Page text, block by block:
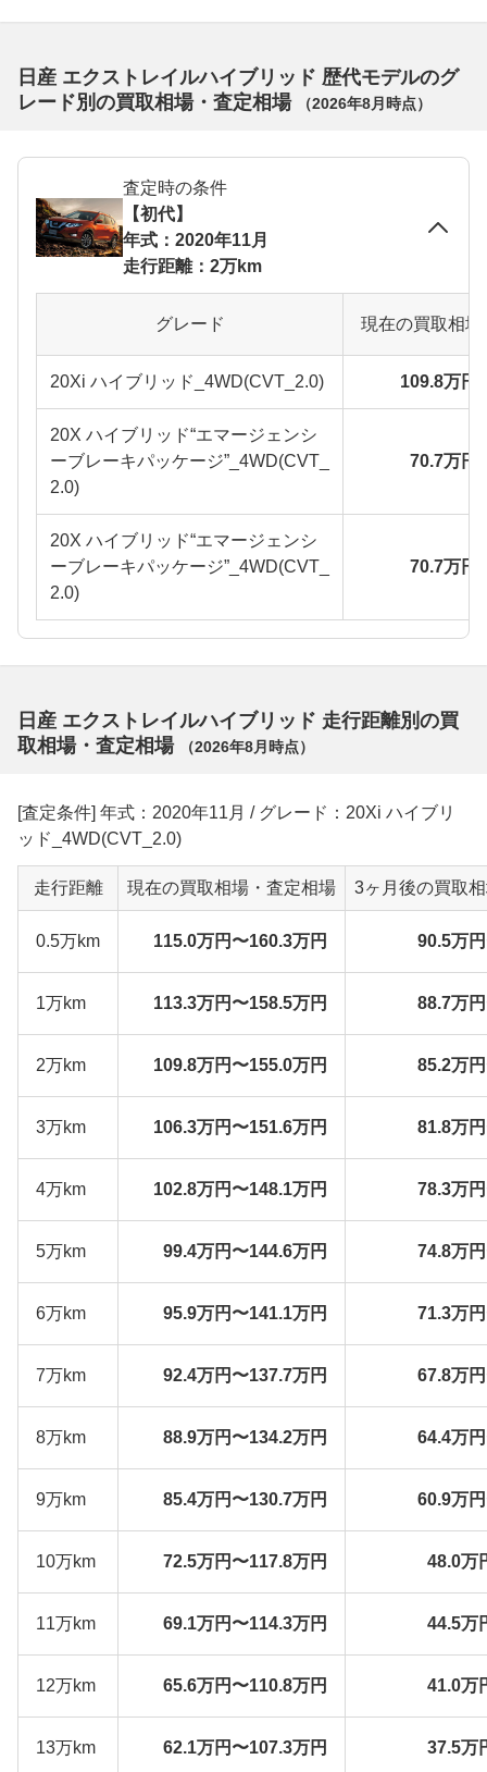
日産 エクストレイルハイブリッド 歴代モデルのグ
レード別の買取相場・査定相場
（2026年8月 時点）
査定時の条件
【初代】
年式：2020年11月
走行距離：2万km
グレード 現在の買取相
20Xi ハイブリッド_4WD(CVT_2.0) 109.8万円
20X ハイブリッド“エマージェンシ
ーブレーキパッケージ”_4WD(CVT_
2.0)
70.7万円
20X ハイブリッド“エマージェンシ
ーブレーキパッケージ”_4WD(CVT_
2.0)
70.7万円
日産 エクストレイルハイブリッド 走行距離別の買
取相場・査定相場
（2026年8月 時点）
[査定条件] 年式：2020年11月 / グレード：20Xi ハイブリ
ッド_4WD(CVT_2.0)
走行距離 現在の買取相場・査定相場 3ヶ月後の買取
0.5万km 115.0万円〜160.3万円 90.5万
1万km 113.3万円〜158.5万円 88.7万
2万km 109.8万円〜155.0万円 85.2万
3万km 106.3万円〜151.6万円 81.8万
4万km 102.8万円〜148.1万円 78.3万
5万km 99.4万円〜144.6万円 74.8万
6万km 95.9万円〜141.1万円 71.3万
7万km 92.4万円〜137.7万円 67.8万
8万km 88.9万円〜134.2万円 64.4万
9万km 85.4万円〜130.7万円 60.9万
10万km 72.5万円〜117.8万円 48.0万
11万km 69.1万円〜114.3万円 44.5万
12万km 65.6万円〜110.8万円 41.0万
13万km 62.1万円〜107.3万円 37.5万